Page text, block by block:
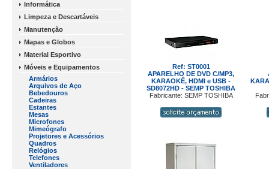
Informática
Limpeza e Descartáveis
Manutenção
Mapas e Globos
Material Esportivo
Móveis e Equipamentos
Armários
Arquivos de Aço
Bebedouros
Cadeiras
Estantes
Mesas
Microfones
Mimeógrafo
Projetores e Acessórios
Quadros
Relógios
Telefones
Ventiladores
Ref: ST0001
APARELHO DE DVD C/MP3,
KARAOKÊ, HDMI e USB -
SD8072HD - SEMP TOSHIBA
Fabricante: SEMP TOSHIBA